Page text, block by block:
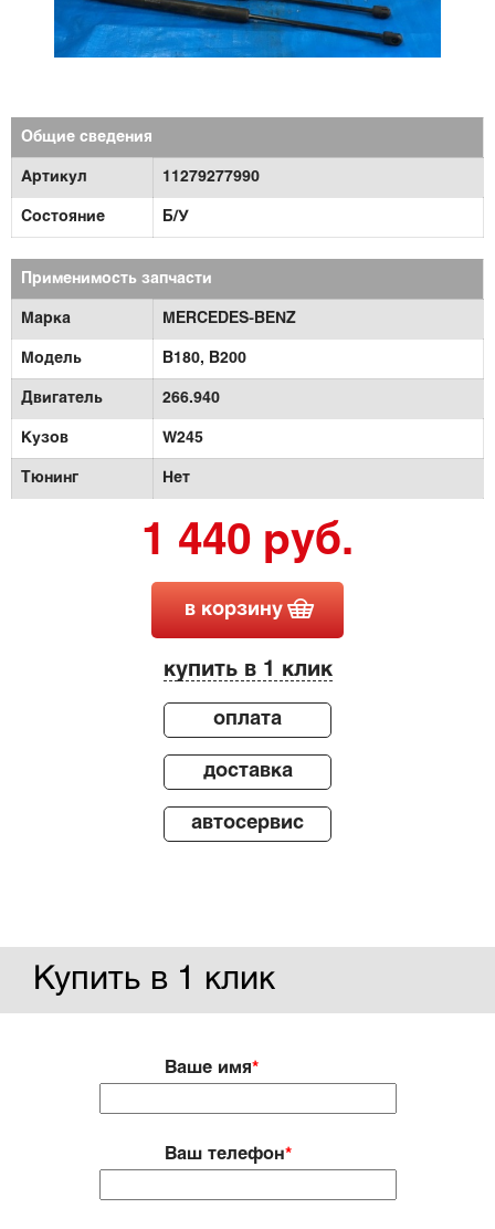
Общие сведения
Артикул 11279277990
Состояние Б/У
Применимость запчасти
Марка MERCEDES-BENZ
Модель B180, B200
Двигатель 266.940
Кузов W245
Тюнинг Нет
1 440 руб.
в корзину
купить в 1 клик
оплата
доставка
автосервис
Купить в 1 клик
Ваше имя*
Ваш телефон*